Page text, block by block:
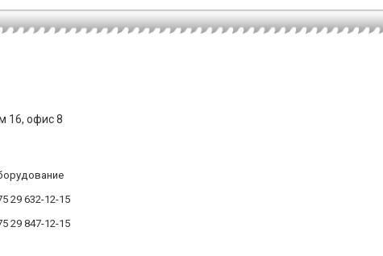
16, офис 8
29 632-12-15
29 847-12-15